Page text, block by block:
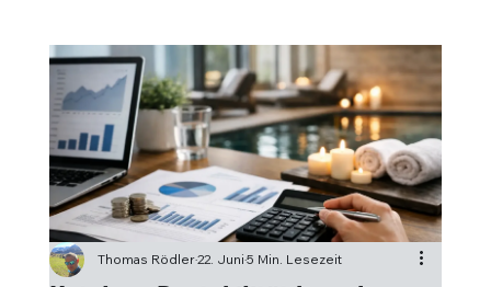
Thomas Rödler22. Juni5 Min. Lesezeit